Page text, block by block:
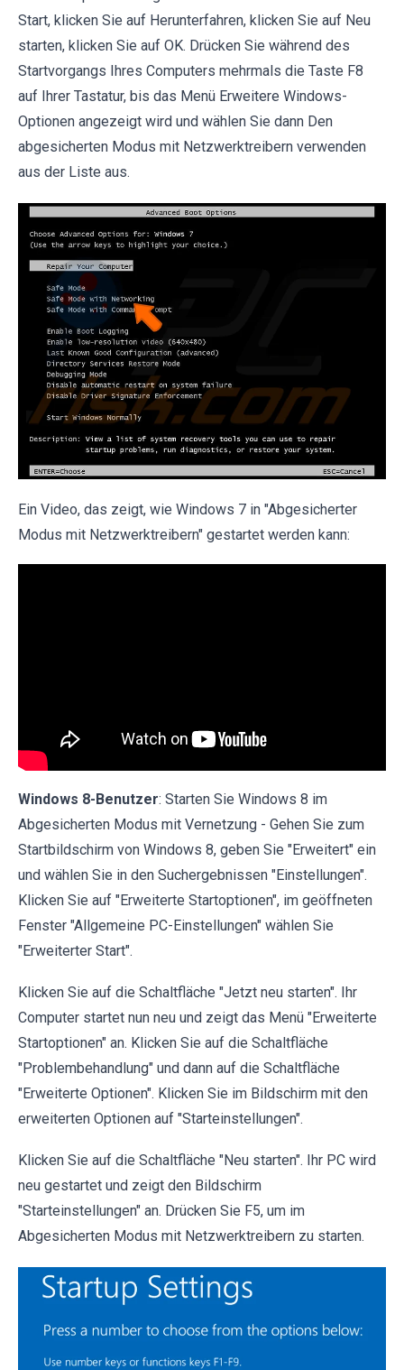
Start, klicken Sie auf Herunterfahren, klicken Sie auf Neu
starten, klicken Sie auf OK. Drücken Sie während des
Startvorgangs Ihres Computers mehrmals die Taste F8
auf Ihrer Tastatur, bis das Menü Erweitere Windows-
Optionen angezeigt wird und wählen Sie dann Den
abgesicherten Modus mit Netzwerktreibern verwenden
aus der Liste aus.
Ein Video, das zeigt, wie Windows 7 in "Abgesicherter
Modus mit Netzwerktreibern" gestartet werden kann:
Windows 8-Benutzer: Starten Sie Windows 8 im
Abgesicherten Modus mit Vernetzung - Gehen Sie zum
Startbildschirm von Windows 8, geben Sie "Erweitert" ein
und wählen Sie in den Suchergebnissen "Einstellungen".
Klicken Sie auf "Erweiterte Startoptionen", im geöffneten
Fenster "Allgemeine PC-Einstellungen" wählen Sie
"Erweiterter Start".
Klicken Sie auf die Schaltfläche "Jetzt neu starten". Ihr
Computer startet nun neu und zeigt das Menü "Erweiterte
Startoptionen" an. Klicken Sie auf die Schaltfläche
"Problembehandlung" und dann auf die Schaltfläche
"Erweiterte Optionen". Klicken Sie im Bildschirm mit den
erweiterten Optionen auf "Starteinstellungen".
Klicken Sie auf die Schaltfläche "Neu starten". Ihr PC wird
neu gestartet und zeigt den Bildschirm
"Starteinstellungen" an. Drücken Sie F5, um im
Abgesicherten Modus mit Netzwerktreibern zu starten.